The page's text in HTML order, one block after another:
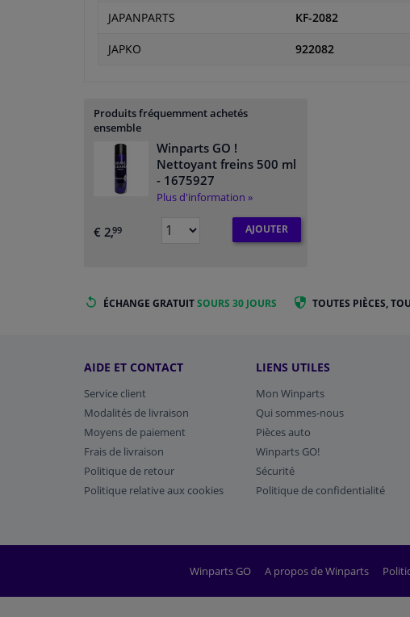
JAPANPARTS KF-2082
JAPKO 922082
Produits fréquemment achetés
ensemble
Winparts GO !
Nettoyant freins 500 ml
- 1675927
Plus d'information »
€ 2,99 AJOUTER
ÉCHANGE GRATUITSOURS 30 JOURS TOUTES PIÈCES,
AIDE ET CONTACT
Service client
Modalités de livraison
Moyens de paiement
Frais de livraison
Politique de retour
Politique relative aux cookies
LIENS UTILES
Mon Winparts
Qui sommes-nous
Pièces auto
Winparts GO!
Sécurité
Politique de confidentialité
Winparts GO A propos de Winparts